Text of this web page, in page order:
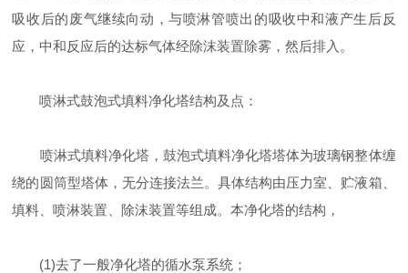
吸收后的废气继续向动，与喷淋管喷出的吸收中和液产生后反
应，中和反应后的达标气体经除沫装置除雾，然后排入。
喷淋式鼓泡式填料净化塔结构及点：
喷淋式填料净化塔，鼓泡式填料净化塔塔体为玻璃钢整体缠
绕的圆筒型塔体，无分连接法兰。具体结构由压力室、贮液箱、
填料、喷淋装置、除沫装置等组成。本净化塔的结构，
(1)去了一般净化塔的循水泵系统；